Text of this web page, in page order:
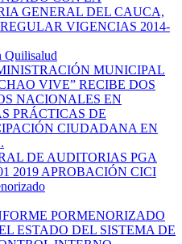
GENERAL DEL CAUCA,
VIGENCIAS 2014-
Quilisalud
MUNICIPAL
VIVE” RECIBE DOS
NACIONALES EN
PRÁCTICAS DE
CIUDADANA EN
DE AUDITORIAS PGA
2019 APROBACIÓN CICI
PORMENORIZADO
ESTADO DEL SISTEMA DE